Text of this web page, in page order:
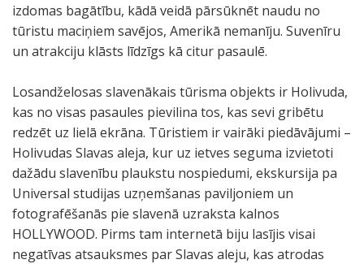
izdomas bagātību, kādā veidā pārsūknēt naudu no
tūristu maciņiem savējos, Amerikā nemanīju. Suvenīru
un atrakciju klāsts līdzīgs kā citur pasaulē.
Losandželosas slavenākais tūrisma objekts ir Holivuda,
kas no visas pasaules pievilina tos, kas sevi gribētu
redzēt uz lielā ekrāna. Tūristiem ir vairāki piedāvājumi –
Holivudas Slavas aleja, kur uz ietves seguma izvietoti
dažādu slavenību plaukstu nospiedumi, ekskursija pa
Universal studijas uzņemšanas paviljoniem un
fotografēšanās pie slavenā uzraksta kalnos
HOLLYWOOD. Pirms tam internetā biju lasījis visai
negatīvas atsauksmes par Slavas aleju, kas atrodas